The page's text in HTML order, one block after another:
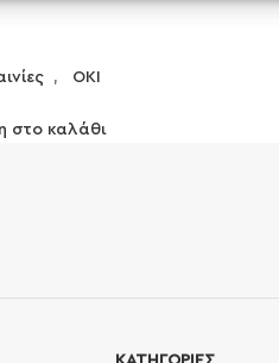
,
OKI
στο καλάθι